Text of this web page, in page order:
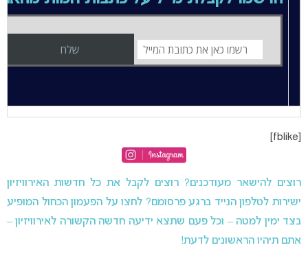
רוצים להישאר מעודכנים? רוצים לקבל את כל חדשות האירוויזיון
ישירות לטלפון הנייד ברגע פרסומם? לחצו על הפעמון הכחול המופיע
בצד ימין למטה – וכל פעם שתצא ידיעה חדשה הקשורה לאירוויזיון –
אתם תיהיו הראשונים לדעת!